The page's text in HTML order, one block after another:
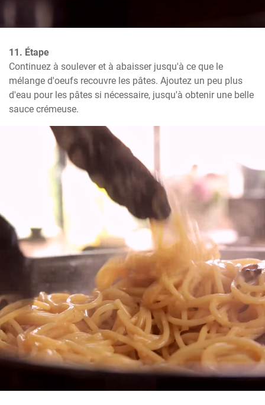
11. Étape
Continuez à soulever et à abaisser jusqu'à ce que le
mélange d'oeufs recouvre les pâtes. Ajoutez un peu plus
d'eau pour les pâtes si nécessaire, jusqu'à obtenir une belle
sauce crémeuse.